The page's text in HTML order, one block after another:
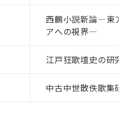
西鶴小説新論―東ア
アへの視界―
江戸狂歌壇史の研究
中古中世散佚歌集研